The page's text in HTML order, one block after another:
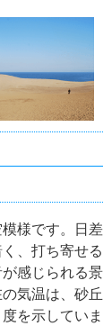
様です。日差
、打ち寄せる
感じられる景
気温は、砂丘
を示していま